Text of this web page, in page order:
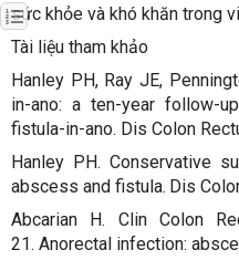
sức khỏe và khó khăn trong
Tài liệu tham khảo
Hanley PH, Ray JE,
in-ano: a ten-year follow-
fistula-in-ano. Dis Colon
Hanley PH. Conservative
abscess and fistula. Dis
Abcarian H. Clin Colon
21. Anorectal infection: